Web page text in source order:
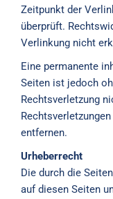
Zeitpunkt der
überprüft.
Verlinkung nicht
Eine permanente
Seiten ist jedoch
Rechtsverletzung
entfernen.
Urheberrecht
Die durch die
auf diesen Seiten